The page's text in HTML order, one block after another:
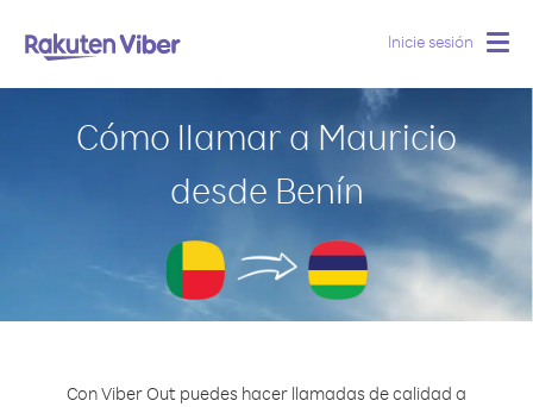
Inicie sesión
Cómo llamar a Mauricio
desde Benín
Con Viber Out puedes hacer llamadas de calidad a